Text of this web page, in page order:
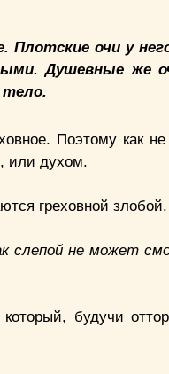
Плотские очи у
Душевные же
тело.
Поэтому как
или духом.
греховной злобой.
слепой не может
будучи